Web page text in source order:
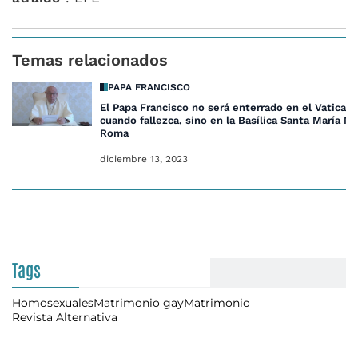
Temas relacionados
PAPA FRANCISCO
El Papa Francisco no será enterrado en el
cuando fallezca, sino en la Basílica Santa María
Roma
diciembre 13, 2023
Tags
HomosexualesMatrimonio gayMatrimonio
Revista Alternativa